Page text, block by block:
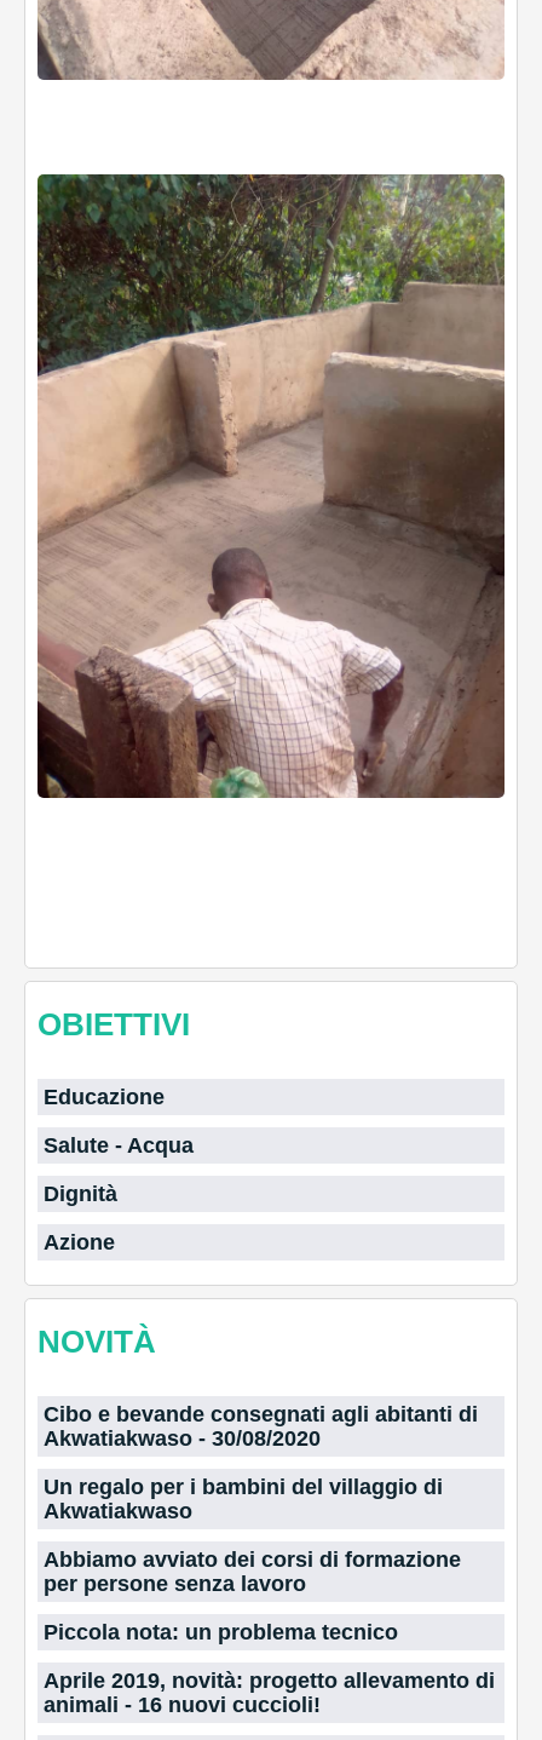
OBIETTIVI
Educazione
Salute - Acqua
Dignità
Azione
NOVITÀ
Cibo e bevande consegnati agli abitanti di
Akwatiakwaso - 30/08/2020
Un regalo per i bambini del villaggio di
Akwatiakwaso
Abbiamo avviato dei corsi di formazione
per persone senza lavoro
Piccola nota: un problema tecnico
Aprile 2019, novità: progetto allevamento di
animali - 16 nuovi cuccioli!